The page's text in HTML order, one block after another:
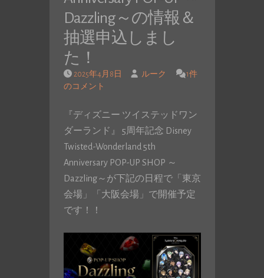
Dazzling～の情報＆
抽選申込しまし
た！
2025年4月8日 ルーク
1件
のコメント
『ディズニー ツイステッドワン
ダーランド』 5周年記念 Disney
Twisted-Wonderland 5th
Anniversary POP-UP SHOP ～
Dazzling～が下記の日程で「東京
会場」「大阪会場」で開催予定
です！！